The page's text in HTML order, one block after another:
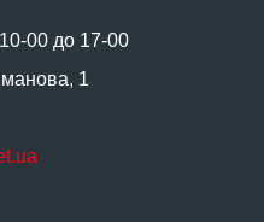
00 до 17-00
1